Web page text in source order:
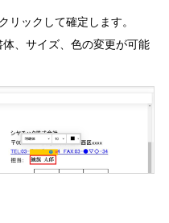
リックして確定します。
、サイズ、色の変更が可能